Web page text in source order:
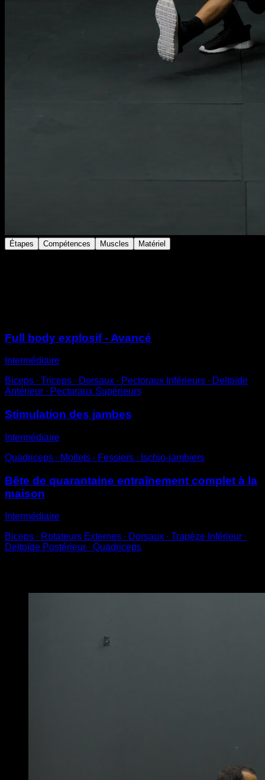
Étapes Compétences Muscles Matériel
Full body explosif - Avancé
Intermédiaire
Biceps ∙ Triceps ∙ Dorsaux ∙ Pectoraux Inférieurs ∙ Deltoïde
Antérieur ∙ Pectoraux Supérieurs
Stimulation des jambes
Intermédiaire
Quadriceps ∙ Mollets ∙ Fessiers ∙ Ischio-jambiers
Bête de quarantaine entraînement complet à la
maison
Intermédiaire
Biceps ∙ Rotateurs Externes ∙ Dorsaux ∙ Trapèze Inférieur ∙
Deltoïde Postérieur ∙ Quadriceps